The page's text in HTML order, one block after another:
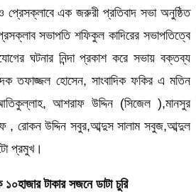
এক জরুরী প্রতিবাদ সভা অনুষ্ঠিত
সভাপতি শফিকুল কাদিরের সভাপতিত্বে
ঘটনার নিন্দা প্রকাশ করে সভায় বক্তব্য
তফাজ্জল হোসেন, সাংবাদিক ফকির এ মতিন
আশরাফ উদ্দিন (সিজেল ),মানসুর
রোকন উদ্দিন সবুর,আব্দুস সালাম সবুজ,আব্দুল
প্রমুখ।
টাকার সজনে ডাটা চুরি